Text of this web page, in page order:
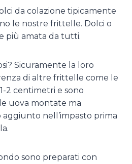
da colazione tipicamente
le nostre frittelle. Dolci o
più amata da tutti.
Sicuramente la loro
di altre frittelle come le
2 centimetri e sono
uova montate ma
nell’impasto prima
sono preparati con